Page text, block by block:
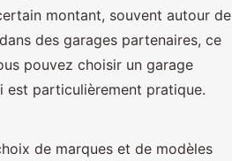
montant, souvent autour de
des garages partenaires, ce
pouvez choisir un garage
est particulièrement pratique.
de marques et de modèles